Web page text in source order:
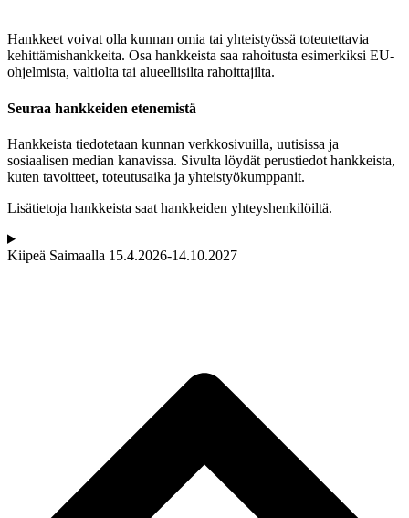
Hankkeet voivat olla kunnan omia tai yhteistyössä toteutettavia
kehittämishankkeita. Osa hankkeista saa rahoitusta esimerkiksi EU-
ohjelmista, valtiolta tai alueellisilta rahoittajilta.
Seuraa hankkeiden etenemistä
Hankkeista tiedotetaan kunnan verkkosivuilla, uutisissa ja
sosiaalisen median kanavissa. Sivulta löydät perustiedot hankkeista,
kuten tavoitteet, toteutusaika ja yhteistyökumppanit.
Lisätietoja hankkeista saat hankkeiden yhteyshenkilöiltä.
Kiipeä Saimaalla 15.4.2026-14.10.2027